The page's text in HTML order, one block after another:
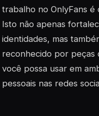
trabalho no OnlyFans
Isto não apenas
identidades, mas
reconhecido por peças
você possa usar em
pessoais nas redes